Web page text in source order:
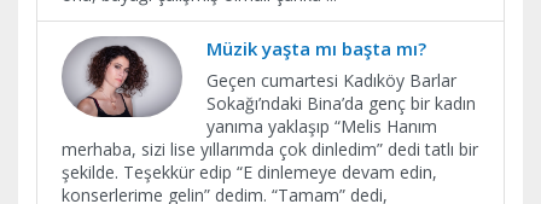
Müzik yaşta mı başta mı?
Geçen cumartesi Kadıköy Barlar
Sokağı’ndaki Bina’da genç bir kadın
yanıma yaklaşıp “Melis Hanım
merhaba, sizi lise yıllarımda çok dinledim” dedi tatlı bir
şekilde. Teşekkür edip “E dinlemeye devam edin,
konserlerime gelin” dedim. “Tamam” dedi,